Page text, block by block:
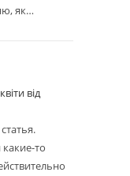
як…
від
то